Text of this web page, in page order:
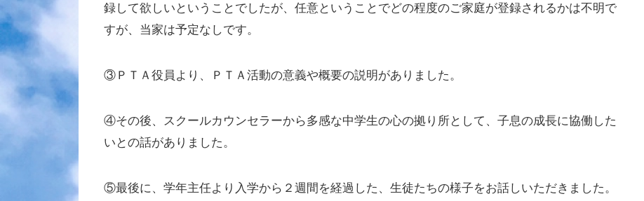
録して欲しいということでしたが、任意ということでどの程度のご家庭が登録されるかは不明で
すが、当家は予定なしです。
③ＰＴＡ役員より、ＰＴＡ活動の意義や概要の説明がありました。
④その後、スクールカウンセラーから多感な中学生の心の拠り所として、子息の成長に協働した
いとの話がありました。
⑤最後に、学年主任より入学から２週間を経過した、生徒たちの様子をお話しいただきました。